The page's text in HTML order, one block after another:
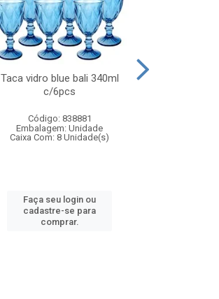
Taca vidro blue bali 340ml
c/6pcs
Código: 838881
Embalagem: Unidade
Caixa Com: 8 Unidade(s)
Faça seu login ou
cadastre-se para
comprar.